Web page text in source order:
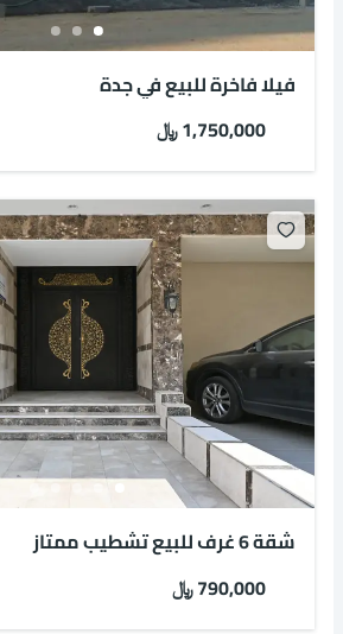
فيلا فاخرة للبيع في جدة
1,750,000 ﷼
شقة 6 غرف للبيع تشطيب ممتاز
790,000 ﷼